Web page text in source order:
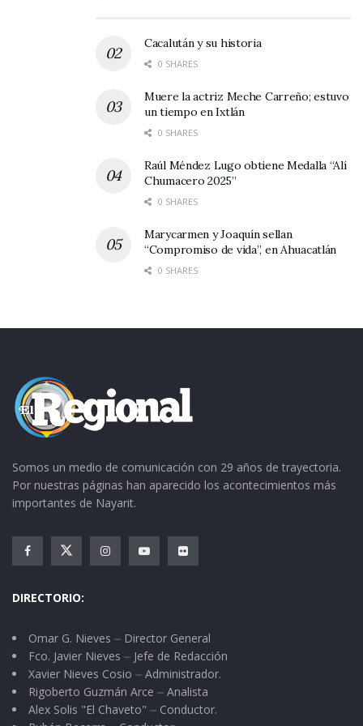
conjunto del Rosario. Hoy en la casa del
partidos de ida de las semifinales.
Cacalután y su historia
0 SHARES
Muere la actriz Meche Carreño; estuvo
un tiempo en Ixtlán
0 SHARES
Raúl Méndez Lugo obtiene Medalla “Alí
Chumacero 2025”
0 SHARES
Marycarmen y Joaquín sellan
“Compromiso de vida”, en Ahuacatlán
0 SHARES
Somos un medio de comunicación con 29 años de trayectoria.
Por nuestras páginas han aparecido los acontecimientos más
importantes de Nayarit.
DIRECTORIO:
Omar G. Nieves ⏤ Director General
Fco. Javier Nieves ⏤ Jefe de Redacción
Xavier Nieves Cosio ⏤ Administrador.
Rigoberto Guzmán Arce ⏤ Analista
Alex Solis "El Chaveto" ⏤ Conductor.